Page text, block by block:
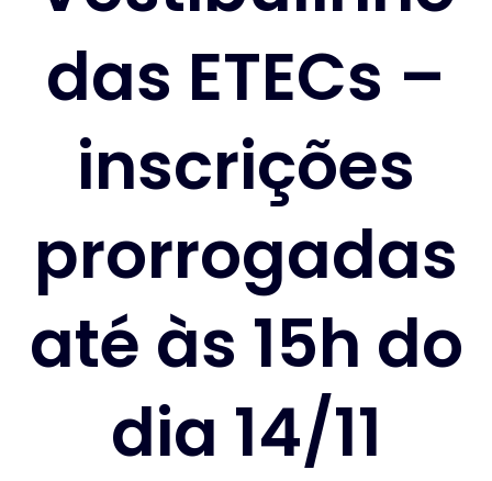
das ETECs –
inscrições
prorrogadas
até às 15h do
dia 14/11